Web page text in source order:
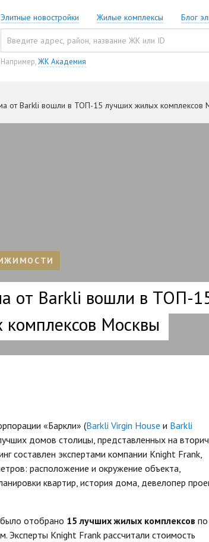
Элитные новостройки Жилые комплексы Блог
Например,ЖК Академия
от Barkli вошли в ТОП-15 лучших жилых комплексов
от Barkli вошли в ТОП-
Москвы
«Баркли» (Barkli Virgin House и Barkli
домов столицы, представленных на
составлен экспертами компании Knight Frank,
расположение и окружение объекта,
квартир, история дома, девелопер
было отобрано 15 лучших жилых комплексов по
Эксперты Knight Frank рассчитали стоимость